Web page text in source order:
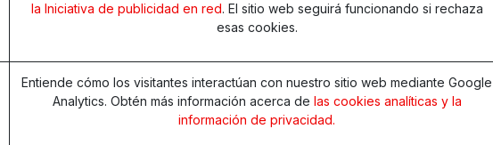
la Iniciativa de publicidad en red. El sitio web seguirá funcionando si rechaza
esas cookies.
Entiende cómo los visitantes interactúan con nuestro sitio web mediante Google
Analytics. Obtén más información acerca de las cookies analíticas y la
información de privacidad.